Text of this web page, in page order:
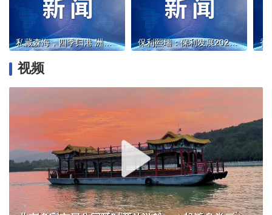
私藏森海，四季归港 洲至奢选北戴河如是海酒店盛大启幕 保利熙瑞：保利发展2026全国壹号作品发布会圆满落幕
视频